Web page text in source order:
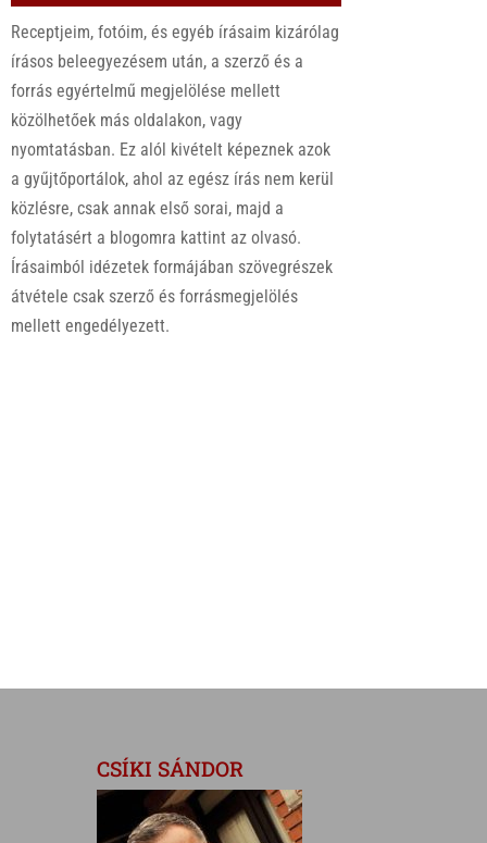
Receptjeim, fotóim, és egyéb írásaim kizárólag
írásos beleegyezésem után, a szerző és a
forrás egyértelmű megjelölése mellett
közölhetőek más oldalakon, vagy
nyomtatásban. Ez alól kivételt képeznek azok
a gyűjtőportálok, ahol az egész írás nem kerül
közlésre, csak annak első sorai, majd a
folytatásért a blogomra kattint az olvasó.
Írásaimból idézetek formájában szövegrészek
átvétele csak szerző és forrásmegjelölés
mellett engedélyezett.
CSÍKI SÁNDOR